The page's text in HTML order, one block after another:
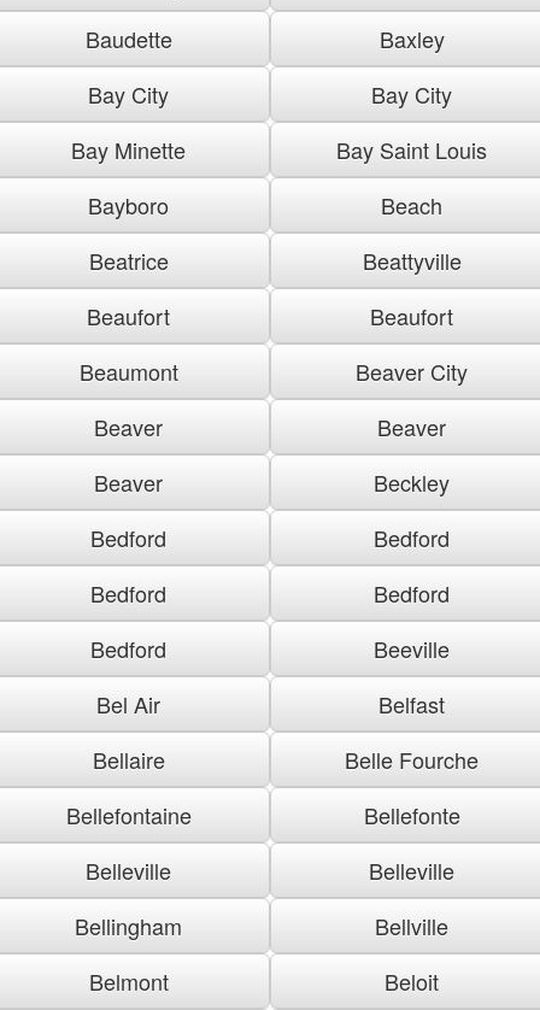
Baudette
Baxley
Bay City
Bay City
Bay Minette
Bay Saint Louis
Bayboro
Beach
Beatrice
Beattyville
Beaufort
Beaufort
Beaumont
Beaver City
Beaver
Beaver
Beaver
Beckley
Bedford
Bedford
Bedford
Bedford
Bedford
Beeville
Bel Air
Belfast
Bellaire
Belle Fourche
Bellefontaine
Bellefonte
Belleville
Belleville
Bellingham
Bellville
Belmont
Beloit